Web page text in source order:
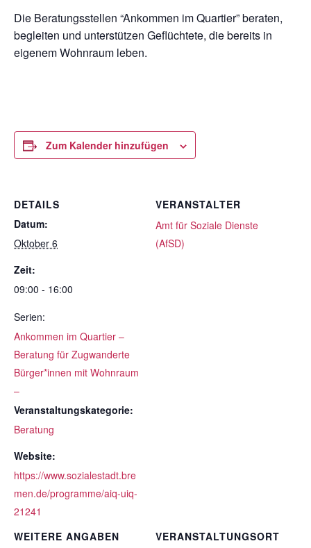
Die Beratungsstellen “Ankommen im Quartier” beraten,
begleiten und unterstützen Geflüchtete, die bereits in
eigenem Wohnraum leben.
Zum Kalender hinzufügen
DETAILS
Datum:
Oktober 6
Zeit:
09:00 - 16:00
Serien:
Ankommen im Quartier –
Beratung für Zugwanderte
Bürger*innen mit Wohnraum
–
Veranstaltungskategorie:
Beratung
Website:
https://www.sozialestadt.bre
men.de/programme/aiq-uiq-
21241
VERANSTALTUNGSORT
VERANSTALTER
Amt für Soziale Dienste
(AfSD)
WEITERE ANGABEN